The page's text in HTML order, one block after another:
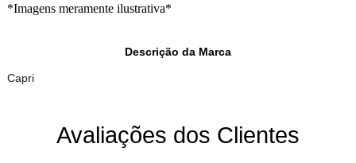
*Imagens meramente ilustrativa*
Descrição da Marca
Capri
Avaliações dos Clientes